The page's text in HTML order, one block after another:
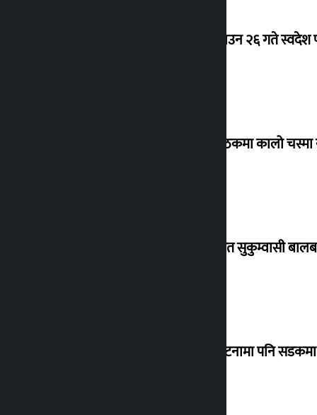
देउवा साउन २६ गते स्वदेश
संसद् बैठकमा कालो
विस्थापित सुकुम्वासी
‘सानो घटनामा पनि